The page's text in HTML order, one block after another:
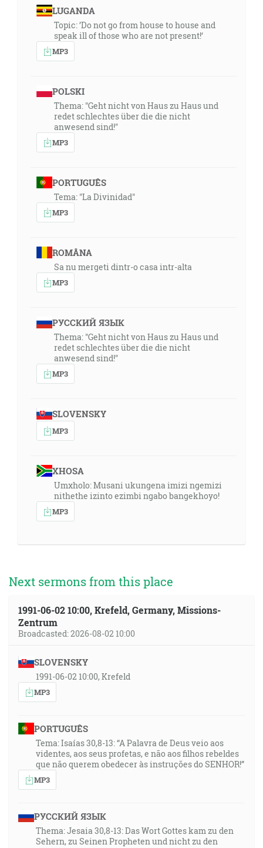
LUGANDA
Topic: ’Do not go from house to house and
speak ill of those who are not present!‘
MP3
POLSKI
Thema: "Geht nicht von Haus zu Haus und
redet schlechtes über die die nicht
anwesend sind!"
MP3
PORTUGUÊS
Tema: "La Divinidad"
MP3
ROMÂNA
Sa nu mergeti dintr-o casa intr-alta
MP3
РУССКИЙ ЯЗЫК
Thema: "Geht nicht von Haus zu Haus und
redet schlechtes über die die nicht
anwesend sind!"
MP3
SLOVENSKY
MP3
XHOSA
Umxholo: Musani ukungena imizi ngemizi
nithethe izinto ezimbi ngabo bangekhoyo!
MP3
Next sermons from this place
1991-06-02 10:00, Krefeld, Germany, Missions-
Zentrum
Broadcasted: 2026-08-02 10:00
SLOVENSKY
1991-06-02 10:00, Krefeld
MP3
PORTUGUÊS
Tema: Isaías 30,8-13: “A Palavra de Deus veio aos
videntes, aos seus profetas, e não aos filhos rebeldes
que não querem obedecer às instruções do SENHOR!”
MP3
РУССКИЙ ЯЗЫК
Thema: Jesaia 30,8-13: Das Wort Gottes kam zu den
Sehern, zu Seinen Propheten und nicht zu den